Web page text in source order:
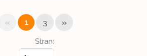
Stran:
« 1 3 »